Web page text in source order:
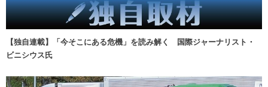
【独自連載】「今そこにある危機」を読み解く 国際ジャーナリスト・
ビニシウス氏